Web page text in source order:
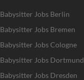
Babysitter Jobs Berlin
Babysitter Jobs Bremen
Babysitter Jobs Cologne
Babysitter Jobs Dortmund
Babysitter Jobs Dresden